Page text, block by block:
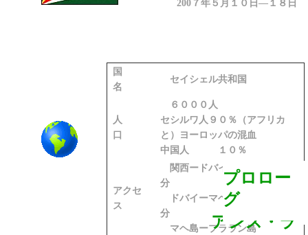
200７ 年 ５月 １０ 日― １８ 日
プロロー
グ
アンス・ラ
国
名
セイシェル共和国
人
口
６０００人
セシルワ人９０％（アフリカ
と）ヨーロッパの混血
中国人 １０％
アクセ
ス
関西ードバイ 11時間50
分
ドバイーマヘ島 ４時間10
分
マヘ島ープララン島